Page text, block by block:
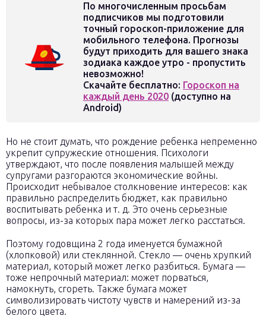
По многочисленным просьбам
подписчиков мы подготовили
точный гороскоп-приложение для
мобильного телефона. Прогнозы
будут приходить для вашего знака
зодиака каждое утро - пропустить
невозможно!
Скачайте бесплатно: Гороскоп на
каждый день 2020 (доступно на
Android)
Но не стоит думать, что рождение ребенка непременно
укрепит супружеские отношения. Психологи
утверждают, что после появления малышей между
супругами разгораются экономические войны.
Происходит небывалое столкновение интересов: как
правильно распределить бюджет, как правильно
воспитывать ребенка и т. д. Это очень серьезные
вопросы, из-за которых пара может легко расстаться.
Поэтому годовщина 2 года именуется бумажной
(хлопковой) или стеклянной. Стекло — очень хрупкий
материал, который может легко разбиться. Бумага —
тоже непрочный материал: может порваться,
намокнуть, сгореть. Также бумага может
символизировать чистоту чувств и намерений из-за
белого цвета.